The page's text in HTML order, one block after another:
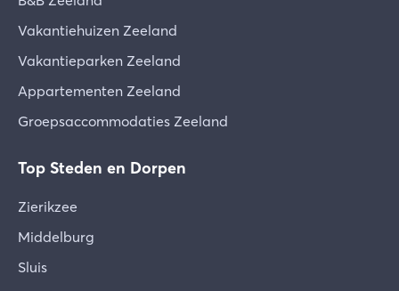
Vakantiehuizen Zeeland
Vakantieparken Zeeland
Appartementen Zeeland
Groepsaccommodaties Zeeland
Top Steden en Dorpen
Zierikzee
Middelburg
Sluis